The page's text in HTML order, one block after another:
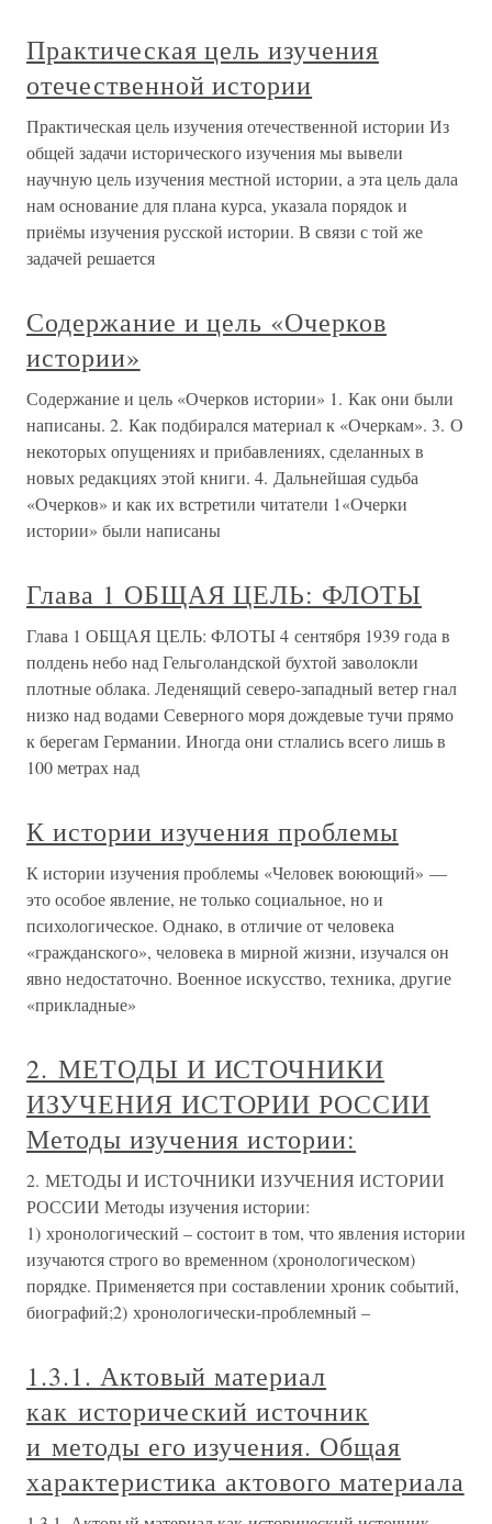
Практическая цель изучения
отечественной истории
Практическая цель изучения отечественной истории Из
общей задачи исторического изучения мы вывели
научную цель изучения местной истории, а эта цель дала
нам основание для плана курса, указала порядок и
приёмы изучения русской истории. В связи с той же
задачей решается
Содержание и цель «Очерков
истории»
Содержание и цель «Очерков истории» 1. Как они были
написаны. 2. Как подбирался материал к «Очеркам». 3. О
некоторых опущениях и прибавлениях, сделанных в
новых редакциях этой книги. 4. Дальнейшая судьба
«Очерков» и как их встретили читатели 1«Очерки
истории» были написаны
Глава 1 ОБЩАЯ ЦЕЛЬ: ФЛОТЫ
Глава 1 ОБЩАЯ ЦЕЛЬ: ФЛОТЫ 4 сентября 1939 года в
полдень небо над Гельголандской бухтой заволокли
плотные облака. Леденящий северо-западный ветер гнал
низко над водами Северного моря дождевые тучи прямо
к берегам Германии. Иногда они стлались всего лишь в
100 метрах над
К истории изучения проблемы
К истории изучения проблемы «Человек воюющий» —
это особое явление, не только социальное, но и
психологическое. Однако, в отличие от человека
«гражданского», человека в мирной жизни, изучался он
явно недостаточно. Военное искусство, техника, другие
«прикладные»
2. МЕТОДЫ И ИСТОЧНИКИ
ИЗУЧЕНИЯ ИСТОРИИ РОССИИ
Методы изучения истории:
2. МЕТОДЫ И ИСТОЧНИКИ ИЗУЧЕНИЯ ИСТОРИИ
РОССИИ Методы изучения истории:
1) хронологический – состоит в том, что явления истории
изучаются строго во временном (хронологическом)
порядке. Применяется при составлении хроник событий,
биографий;2) хронологически-проблемный –
1.3.1. Актовый материал
как исторический источник
и методы его изучения. Общая
характеристика актового материала